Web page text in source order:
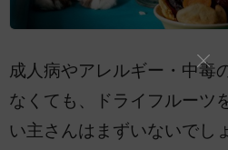
成人病やアレルギー・中毒
なくても、ドライフルーツ
い主さんはまずいないでし